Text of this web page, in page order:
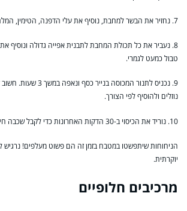
7. נחזיר את הבשר למחבת, נוסיף את עלי הדפנה, הטימין, המלח והפלפל.
8. נעביר את כל תכולת המחבת לתבנית אפייה גדולה ונוסיף
טבול כמעט לגמרי.
9. נכניס לתנור המכוסה
נוזלים ולהוסיף לפי הצורך.
10. נוריד את הכיסוי ב-30 הדקות האחרונות כדי לקבל שכבה חיצונית פריכה.
הניחוחות שיתפשטו במטבח בזמן זה הם פשוט מעלפים! נרגיש
יוקרתית.
מרכיבים חלופיים